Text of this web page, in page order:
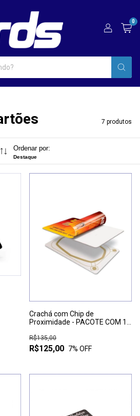
0
7 produtos
Ordenar por:
Destaque
Crachá com Chip de
Proximidade - PACOTE COM 10
R$125,00
R$135,00
7% OFF